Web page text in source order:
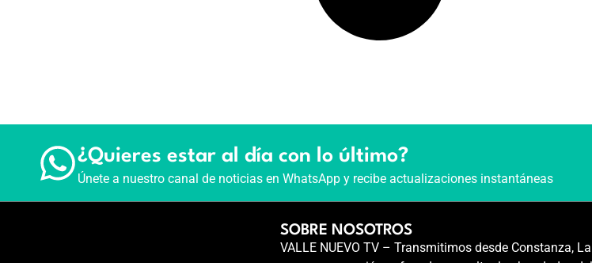
¿Quieres estar al día con lo último?
Únete a nuestro canal de noticias en WhatsApp y recibe actualizaciones instantáneas
SOBRE NOSOTROS
VALLE NUEVO TV – Transmitimos desde Constanza,